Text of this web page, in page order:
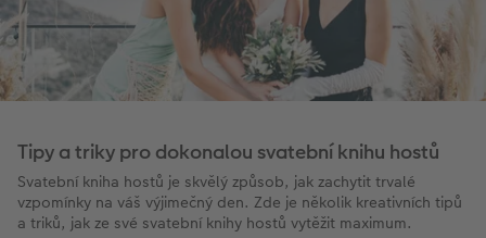
Tipy a triky pro dokonalou svatební knihu hostů
Svatební kniha hostů je skvělý způsob, jak zachytit trvalé
vzpomínky na váš výjimečný den. Zde je několik kreativních tipů
a triků, jak ze své svatební knihy hostů vytěžit maximum.